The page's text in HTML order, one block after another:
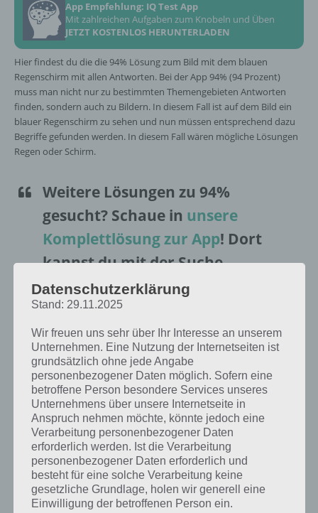
App Empfehlung: IQ Test App
Mit zahlreichen Aufgaben zum Knobeln und Üben
JETZT KOSTENLOS HERUNTERLADEN
Hier findest du die die 94% Lösung zum Bild mit dem blauen
Regenschirm mit allen Antworten. Bei der App 94% (94 Prozent)
muss man nicht nur zu bestimmten Themengebieten Antworten
finden, sondern auch zu Bildern. In diesem Fall ist auf dem Bild ein
blauer Regenschirm zu sehen und nun müssen entsprechend dazu
Begriffe gefunden werden. In diesem Fall wären mögliche Lösungen
Regen oder Schirm.
Weitere Lösungen zu 94%
gesucht? Schaue in unsere
Komplettlösung zur App! Dort
kannst du mit der Suche
schnell die Antworten und
Lösungen der über 100 Level
finden!
Da die Reihenfolge der Level in 94% bei jedem Spieler anders sind,
findest du nachfolgend die 94% Lösung zum Sachverhalt “Bild:
Blauer Regenschirm”.
Bild Blauer Regenschirm: Lösung für 94%
Nachfolgend findest du alle richtigen Antworten zum Sachverhalt
Bild: Blauer Regenschirm in der App 94%. Die Lösung ist dabei nach
Datenschutzerklärung
Stand: 29.11.2025
Wir freuen uns sehr über Ihr Interesse an unserem
Unternehmen. Eine Nutzung der Internetseiten ist
grundsätzlich ohne jede Angabe
personenbezogener Daten möglich. Sofern eine
betroffene Person besondere Services unseres
Unternehmens über unsere Internetseite in
Anspruch nehmen möchte, könnte jedoch eine
Verarbeitung personenbezogener Daten
erforderlich werden. Ist die Verarbeitung
personenbezogener Daten erforderlich und
besteht für eine solche Verarbeitung keine
gesetzliche Grundlage, holen wir generell eine
Einwilligung der betroffenen Person ein.